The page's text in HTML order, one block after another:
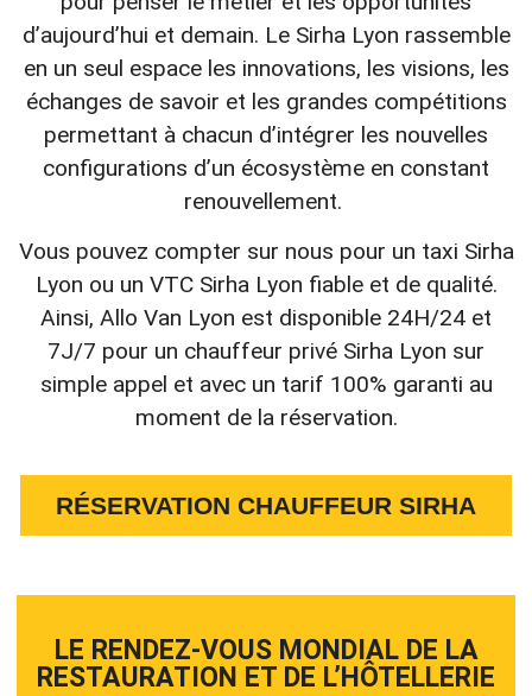
d’aujourd’hui et demain. Le Sirha Lyon rassemble
en un seul espace les innovations, les visions, les
échanges de savoir et les grandes compétitions
permettant à chacun d’intégrer les nouvelles
configurations d’un écosystème en constant
renouvellement.
Vous pouvez compter sur nous pour un taxi Sirha
Lyon ou un VTC Sirha Lyon fiable et de qualité.
Ainsi, Allo Van Lyon est disponible 24H/24 et
7J/7 pour un chauffeur privé Sirha Lyon sur
simple appel et avec un tarif 100% garanti au
moment de la réservation.
RÉSERVATION CHAUFFEUR SIRHA
LE RENDEZ-VOUS MONDIAL DE LA
RESTAURATION ET DE L’HÔTELLERIE